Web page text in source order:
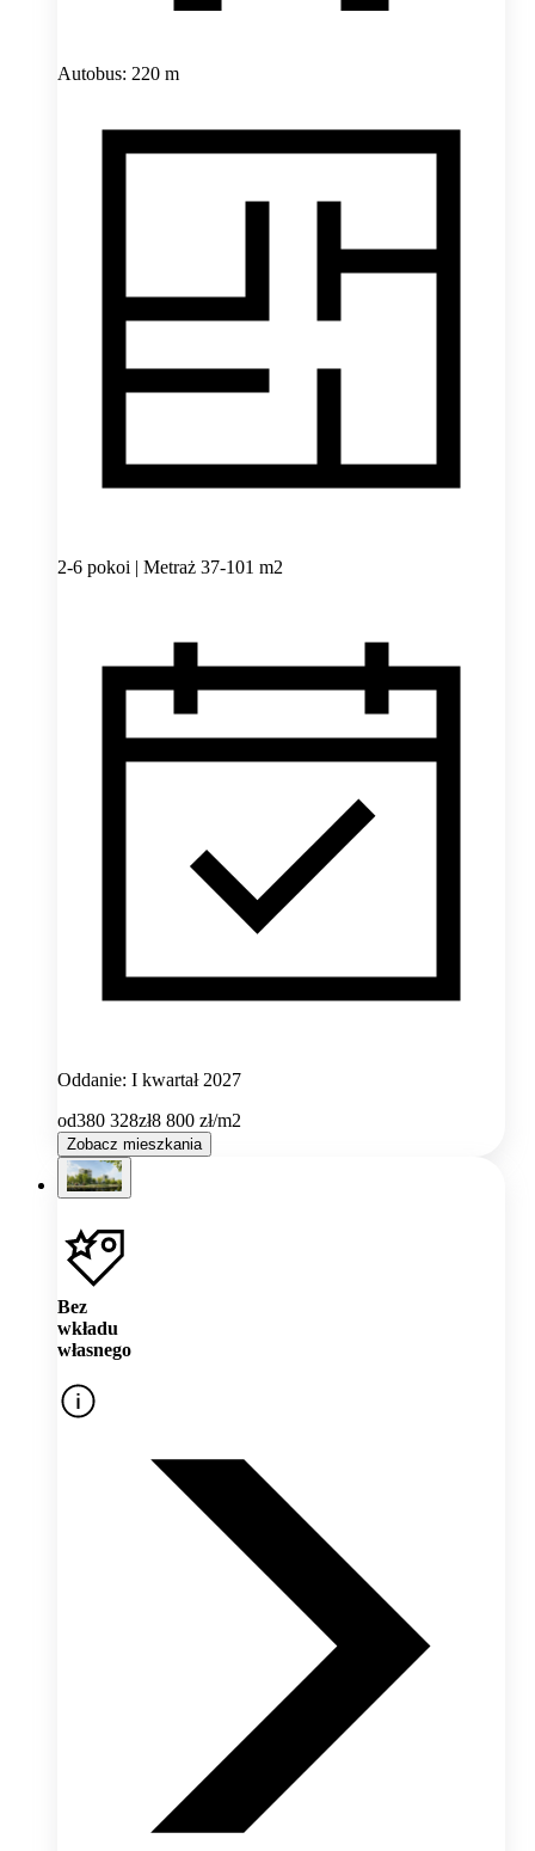
Autobus: 220 m
2-6 pokoi | Metraż 37-101 m2
Oddanie: I kwartał 2027
od380 328zł8 800 zł/m2
Zobacz mieszkania
Bez
wkładu
własnego